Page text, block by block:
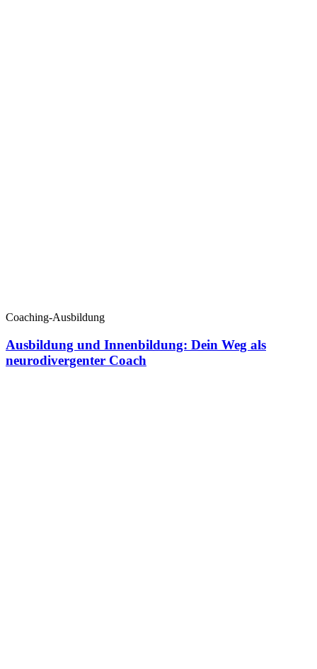
Coaching-Ausbildung
Ausbildung und Innenbildung: Dein Weg als
neurodivergenter Coach